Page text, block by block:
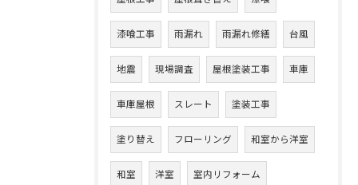
漆喰工事 雨漏れ 雨漏れ修繕 台風
地震 現場調査 屋根塗装工事 車庫
車庫屋根 スレート 塗装工事
塗り替え フローリング 和室から洋室
和室 洋室 室内リフォーム